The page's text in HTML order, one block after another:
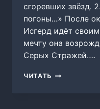
сгоревших звёзд.
погоны…» После
Исгерд идёт
мечту она
Серых Стражей….
ЧИТАТЬ ОСКОЛКИ